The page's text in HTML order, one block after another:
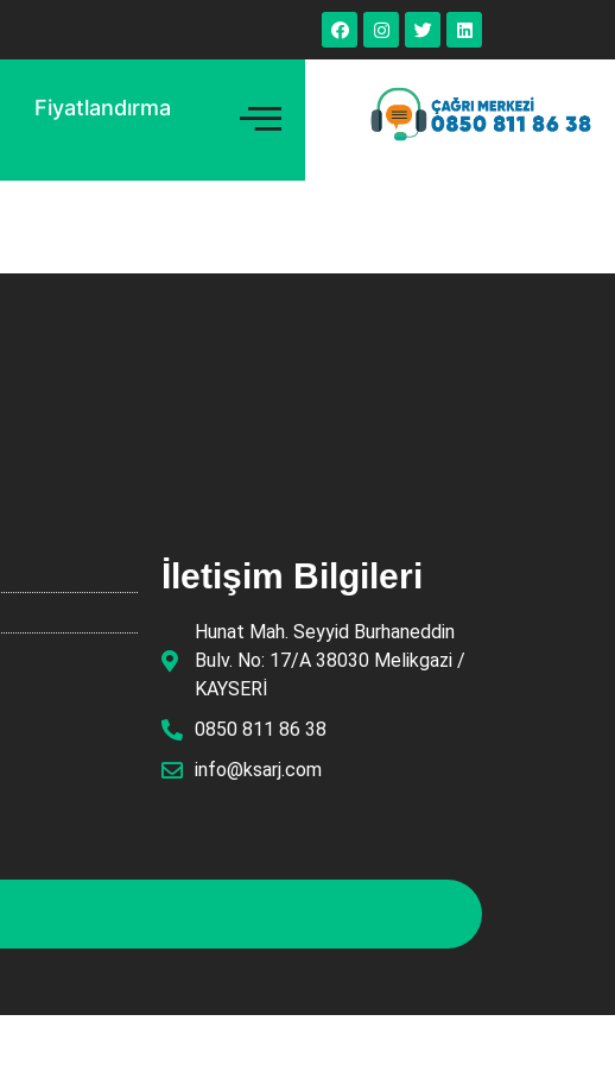
Fiyatlandırma
İletişim Bilgileri
Hunat Mah. Seyyid Burhaneddin
Bulv. No: 17/A 38030 Melikgazi /
KAYSERİ
0850 811 86 38
info@ksarj.com